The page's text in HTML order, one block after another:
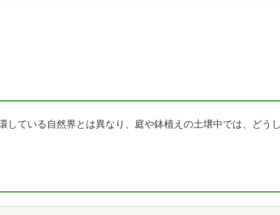
ている自然界とは異なり、庭や鉢植えの土壌中では、どう